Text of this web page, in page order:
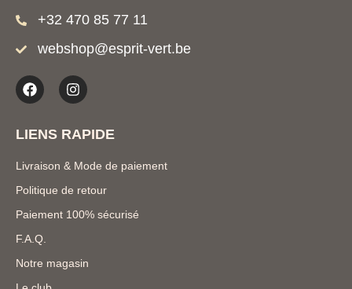
+32 470 85 77 11
webshop@esprit-vert.be
LIENS RAPIDE
Livraison & Mode de paiement
Politique de retour
Paiement 100% sécurisé
F.A.Q.
Notre magasin